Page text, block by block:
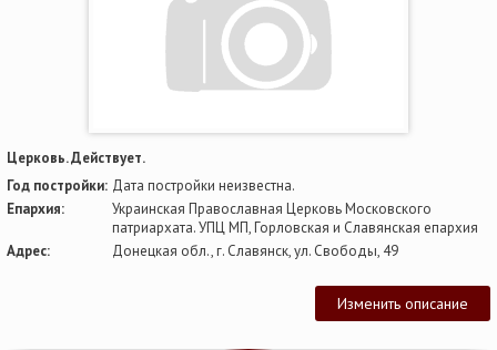
Церковь. Действует.
Год постройки: Дата постройки неизвестна.
Епархия:
Украинская Православная Церковь Московского
патриархата. УПЦ МП, Горловская и Славянская епархия
Адрес:
Донецкая обл., г. Славянск, ул. Свободы, 49
Изменить описание